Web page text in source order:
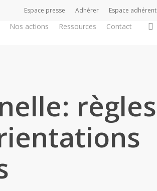
Espace presse Adhérer Espace adhérent
Nos actions Ressources Contact
règles